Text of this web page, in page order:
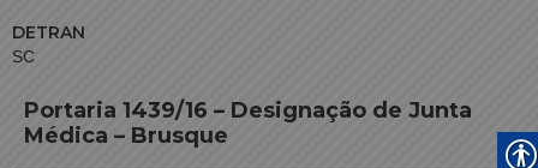
DETRAN
SC
Portaria 1439/16 – Designação de Junta
Médica – Brusque